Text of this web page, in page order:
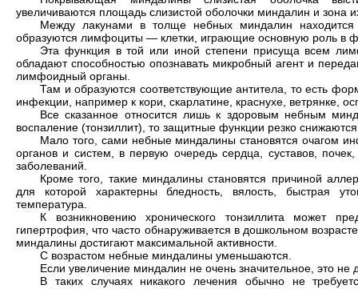
увеличиваются площадь слизистой оболочки миндалин и зона
Между лакунами в толще небных миндалин
образуются лимфоциты — клетки, играющие основную роль в
Эта функция в той или иной степени присуща всем
обладают способностью опознавать микробный агент и
лимфоидный органы.
Там и образуются соответствующие антитела, то есть
инфекции, например к кори, скарлатине, краснухе, ветрянке,
Все сказанное относится лишь к здоровым небным
воспаление (тонзиллит), то защитные функции резко
Мало того, сами небные миндалины становятся очагом
органов и систем, в первую очередь сердца, суставов,
заболеваний.
Кроме того, такие миндалины становятся причиной
для которой характерны бледность, вялость, быстрая
температура.
К возникновению хронического тонзиллита может
гипертрофия, что часто обнаруживается в дошкольном
миндалины достигают максимальной активности.
С возрастом небные миндалины уменьшаются.
Если увеличение миндалин не очень значительное, это не
В таких случаях никакого лечения обычно не